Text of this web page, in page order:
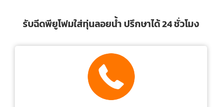
รับฉีดพียูโฟมใส่ทุ่นลอยน้ำ ปรึกษาได้ 24 ชั่วโมง